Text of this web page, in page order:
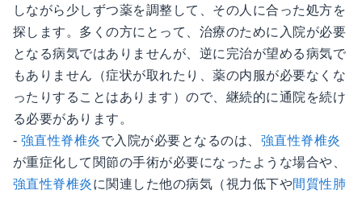
しながら少しずつ薬を調整して、その人に合った処方を
探します。多くの方にとって、治療のために入院が必要
となる病気ではありませんが、逆に完治が望める病気で
もありません（症状が取れたり、薬の内服が必要なくな
ったりすることはあります）ので、継続的に通院を続け
る必要があります。
- 強直性脊椎炎で入院が必要となるのは、 強直性脊椎炎
が重症化して関節の手術が必要になったような場合や、
強直性脊椎炎に関連した他の病気（視力低下や間質性肺